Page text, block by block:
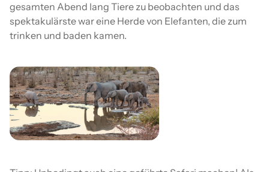
gesamten Abend lang Tiere zu beobachten und das
spektakulärste war eine Herde von Elefanten, die zum
trinken und baden kamen.